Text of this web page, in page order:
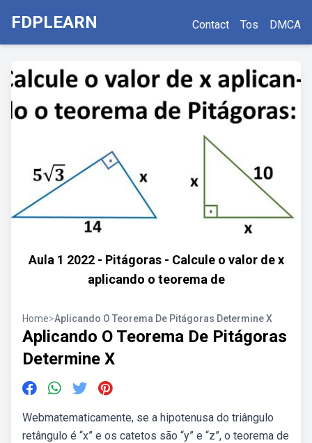
FDPLEARN Contact Tos DMCA
Aula 1 2022 - Pitágoras - Calcule o valor de x
aplicando o teorema de
Home>Aplicando O Teorema De Pitágoras Determine X
Aplicando O Teorema De Pitágoras
Determine X
Webmatematicamente, se a hipotenusa do triângulo
retângulo é “x” e os catetos são “y” e “z”, o teorema de